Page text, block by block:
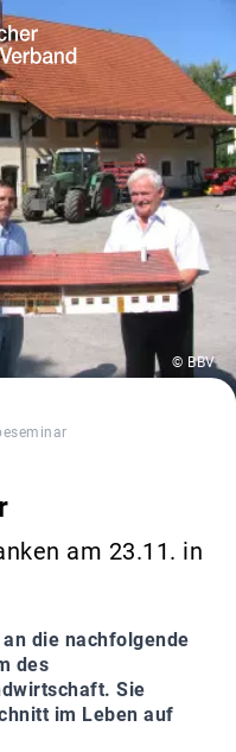
© BBV
am 23.11. in
die nachfolgende
des
Sie
im Leben auf